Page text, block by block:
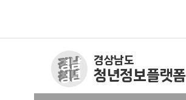
경상남도
청년정보플랫폼